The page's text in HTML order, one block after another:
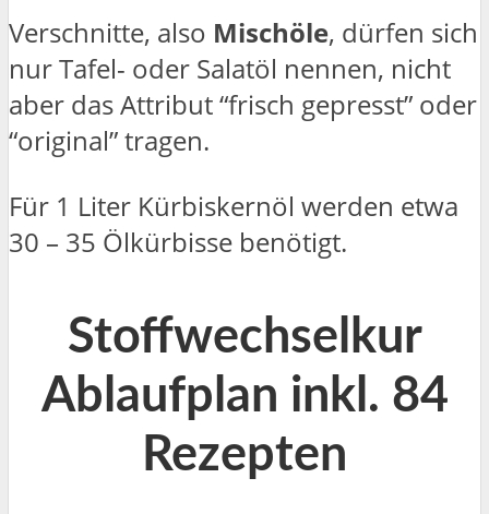
Verschnitte, also Mischöle, dürfen sich
nur Tafel- oder Salatöl nennen, nicht
aber das Attribut “frisch gepresst” oder
“original” tragen.
Für 1 Liter Kürbiskernöl werden etwa
30 – 35 Ölkürbisse benötigt.
Stoffwechselkur
Ablaufplan inkl. 84
Rezepten